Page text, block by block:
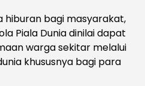
hiburan bagi masyarakat,
Piala Dunia dinilai dapat
warga sekitar melalui
khususnya bagi para